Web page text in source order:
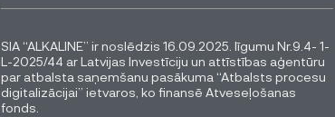
SIA “ALKALINE” ir noslēdzis 16.09.2025. līgumu Nr.9.4- 1-
L-2025/44 ar Latvijas Investīciju un attīstības aģentūru
par atbalsta saņemšanu pasākuma “Atbalsts procesu
digitalizācijai” ietvaros, ko finansē Atveseļošanas
fonds.